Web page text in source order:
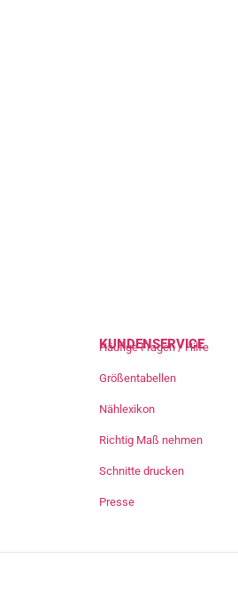
KUNDENSERVICE
Häufige Fragen / Hilfe
Größentabellen
Nählexikon
Richtig Maß nehmen
Schnitte drucken
Presse